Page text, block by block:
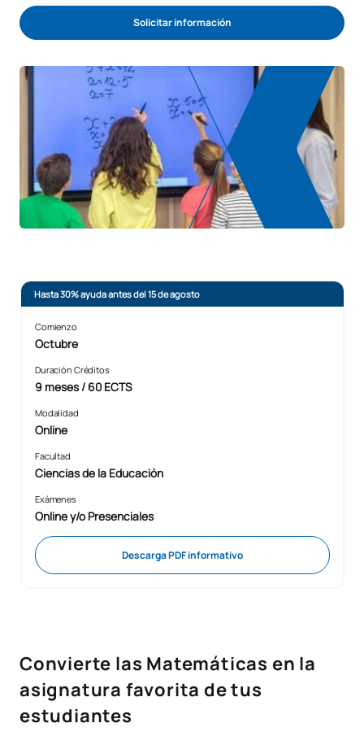
Solicitar información
Hasta 30% ayuda antes del 15 de agosto
Comienzo
Octubre
Duración Créditos
9 meses / 60 ECTS
Modalidad
Online
Facultad
Ciencias de la Educación
Exámenes
Online y/o Presenciales
Descarga PDF informativo
Convierte las Matemáticas en la
asignatura favorita de tus
estudiantes